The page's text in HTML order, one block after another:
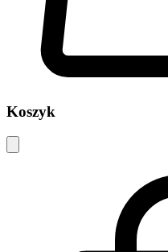
Koszyk